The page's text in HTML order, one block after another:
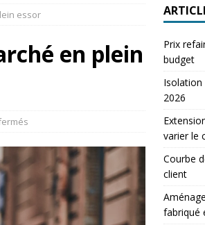
essor
en plein
Prix
budget
Isolation
2026
varier le
Courbe
client
fabriqué